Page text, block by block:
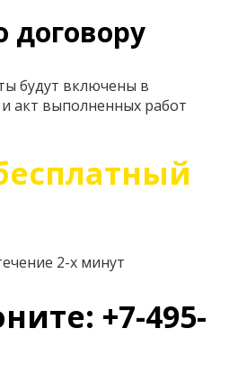
договору
будут включены в
акт выполненных работ
2-х минут
+7-495-